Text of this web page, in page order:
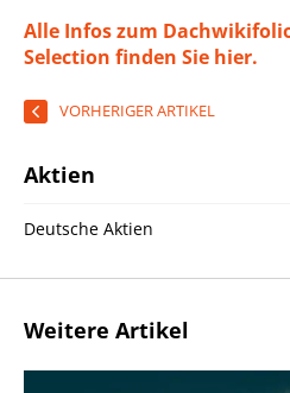
Alle Infos zum
Selection finden Sie hier.
VORHERIGER ARTIKEL
Aktien
Deutsche Aktien
Weitere Artikel